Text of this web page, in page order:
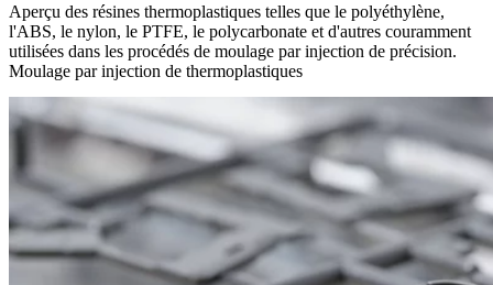
Aperçu des résines thermoplastiques telles que le polyéthylène,
l'ABS, le nylon, le PTFE, le polycarbonate et d'autres couramment
utilisées dans les procédés de moulage par injection de précision.
Moulage par injection de thermoplastiques